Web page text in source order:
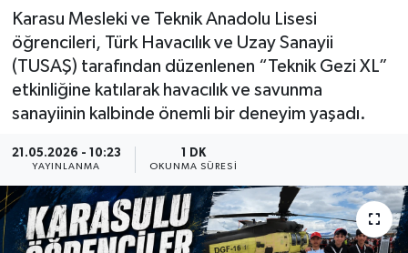
Karasu Mesleki ve Teknik Anadolu Lisesi
öğrencileri, Türk Havacılık ve Uzay Sanayii
(TUSAŞ) tarafından düzenlenen “Teknik Gezi XL”
etkinliğine katılarak havacılık ve savunma
sanayiinin kalbinde önemli bir deneyim yaşadı.
21.05.2026 - 10:23
YAYINLANMA
1 DK
OKUNMA SÜRESI